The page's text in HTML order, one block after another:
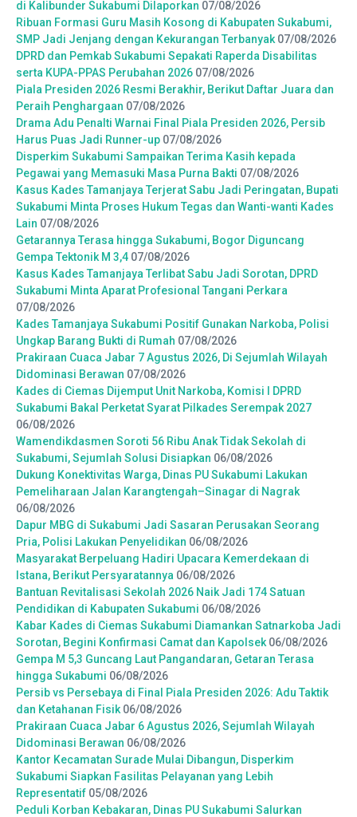
di Kalibunder Sukabumi Dilaporkan 07/08/2026
Ribuan Formasi Guru Masih Kosong di Kabupaten Sukabumi,
SMP Jadi Jenjang dengan Kekurangan Terbanyak 07/08/2026
DPRD dan Pemkab Sukabumi Sepakati Raperda Disabilitas
serta KUPA-PPAS Perubahan 2026 07/08/2026
Piala Presiden 2026 Resmi Berakhir, Berikut Daftar Juara dan
Peraih Penghargaan 07/08/2026
Drama Adu Penalti Warnai Final Piala Presiden 2026, Persib
Harus Puas Jadi Runner-up 07/08/2026
Disperkim Sukabumi Sampaikan Terima Kasih kepada
Pegawai yang Memasuki Masa Purna Bakti 07/08/2026
Kasus Kades Tamanjaya Terjerat Sabu Jadi Peringatan, Bupati
Sukabumi Minta Proses Hukum Tegas dan Wanti-wanti Kades
Lain 07/08/2026
Getarannya Terasa hingga Sukabumi, Bogor Diguncang
Gempa Tektonik M 3,4 07/08/2026
Kasus Kades Tamanjaya Terlibat Sabu Jadi Sorotan, DPRD
Sukabumi Minta Aparat Profesional Tangani Perkara
07/08/2026
Kades Tamanjaya Sukabumi Positif Gunakan Narkoba, Polisi
Ungkap Barang Bukti di Rumah 07/08/2026
Prakiraan Cuaca Jabar 7 Agustus 2026, Di Sejumlah Wilayah
Didominasi Berawan 07/08/2026
Kades di Ciemas Dijemput Unit Narkoba, Komisi I DPRD
Sukabumi Bakal Perketat Syarat Pilkades Serempak 2027
06/08/2026
Wamendikdasmen Soroti 56 Ribu Anak Tidak Sekolah di
Sukabumi, Sejumlah Solusi Disiapkan 06/08/2026
Dukung Konektivitas Warga, Dinas PU Sukabumi Lakukan
Pemeliharaan Jalan Karangtengah–Sinagar di Nagrak
06/08/2026
Dapur MBG di Sukabumi Jadi Sasaran Perusakan Seorang
Pria, Polisi Lakukan Penyelidikan 06/08/2026
Masyarakat Berpeluang Hadiri Upacara Kemerdekaan di
Istana, Berikut Persyaratannya 06/08/2026
Bantuan Revitalisasi Sekolah 2026 Naik Jadi 174 Satuan
Pendidikan di Kabupaten Sukabumi 06/08/2026
Kabar Kades di Ciemas Sukabumi Diamankan Satnarkoba Jadi
Sorotan, Begini Konfirmasi Camat dan Kapolsek 06/08/2026
Gempa M 5,3 Guncang Laut Pangandaran, Getaran Terasa
hingga Sukabumi 06/08/2026
Persib vs Persebaya di Final Piala Presiden 2026: Adu Taktik
dan Ketahanan Fisik 06/08/2026
Prakiraan Cuaca Jabar 6 Agustus 2026, Sejumlah Wilayah
Didominasi Berawan 06/08/2026
Kantor Kecamatan Surade Mulai Dibangun, Disperkim
Sukabumi Siapkan Fasilitas Pelayanan yang Lebih
Representatif 05/08/2026
Peduli Korban Kebakaran, Dinas PU Sukabumi Salurkan